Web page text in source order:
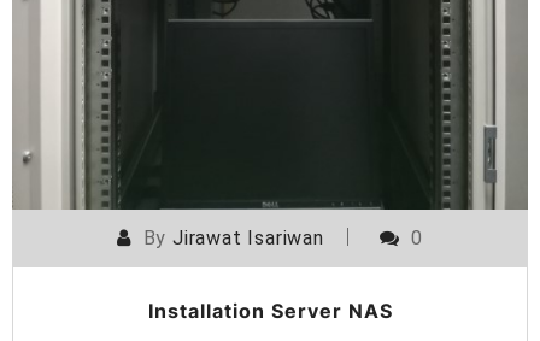
By Jirawat Isariwan 0
Installation Server NAS